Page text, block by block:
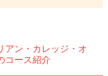
アン・カレッジ・オ
コース紹介